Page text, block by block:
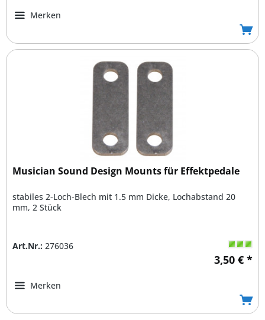
Merken
Musician Sound Design Mounts für Effektpedale
stabiles 2-Loch-Blech mit 1.5 mm Dicke, Lochabstand 20
mm, 2 Stück
Art.Nr.: 276036
3,50 € *
Merken